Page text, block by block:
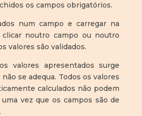
os campos obrigatórios.
num campo e carregar na
noutro campo ou noutro
valores são validados.
valores apresentados surge
se adequa. Todos os valores
calculados não podem
vez que os campos são de